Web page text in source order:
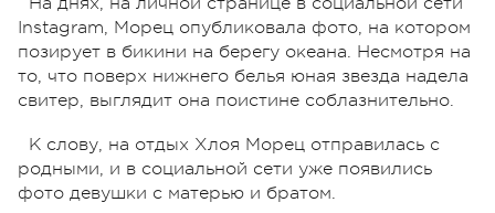
Instagram, Морец опубликовала фото, на котором
позирует в бикини на берегу океана. Несмотря на
то, что поверх нижнего белья юная звезда надела
свитер, выглядит она поистине соблазнительно.
К слову, на отдых Хлоя Морец отправилась с
родными, и в социальной сети уже появились
фото девушки с матерью и братом.